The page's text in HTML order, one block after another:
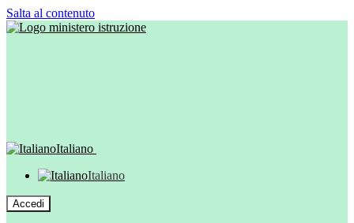
Salta al contenuto
Italiano
Italiano
Accedi